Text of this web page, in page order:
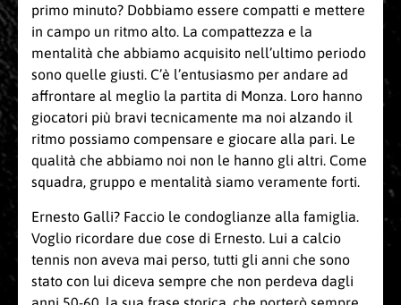
primo minuto? Dobbiamo essere compatti e mettere
in campo un ritmo alto. La compattezza e la
mentalità che abbiamo acquisito nell’ultimo periodo
sono quelle giusti. C’è l’entusiasmo per andare ad
affrontare al meglio la partita di Monza. Loro hanno
giocatori più bravi tecnicamente ma noi alzando il
ritmo possiamo compensare e giocare alla pari. Le
qualità che abbiamo noi non le hanno gli altri. Come
squadra, gruppo e mentalità siamo veramente forti.
Ernesto Galli? Faccio le condoglianze alla famiglia.
Voglio ricordare due cose di Ernesto. Lui a calcio
tennis non aveva mai perso, tutti gli anni che sono
stato con lui diceva sempre che non perdeva dagli